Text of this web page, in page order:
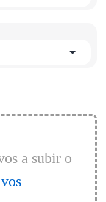
a subir o